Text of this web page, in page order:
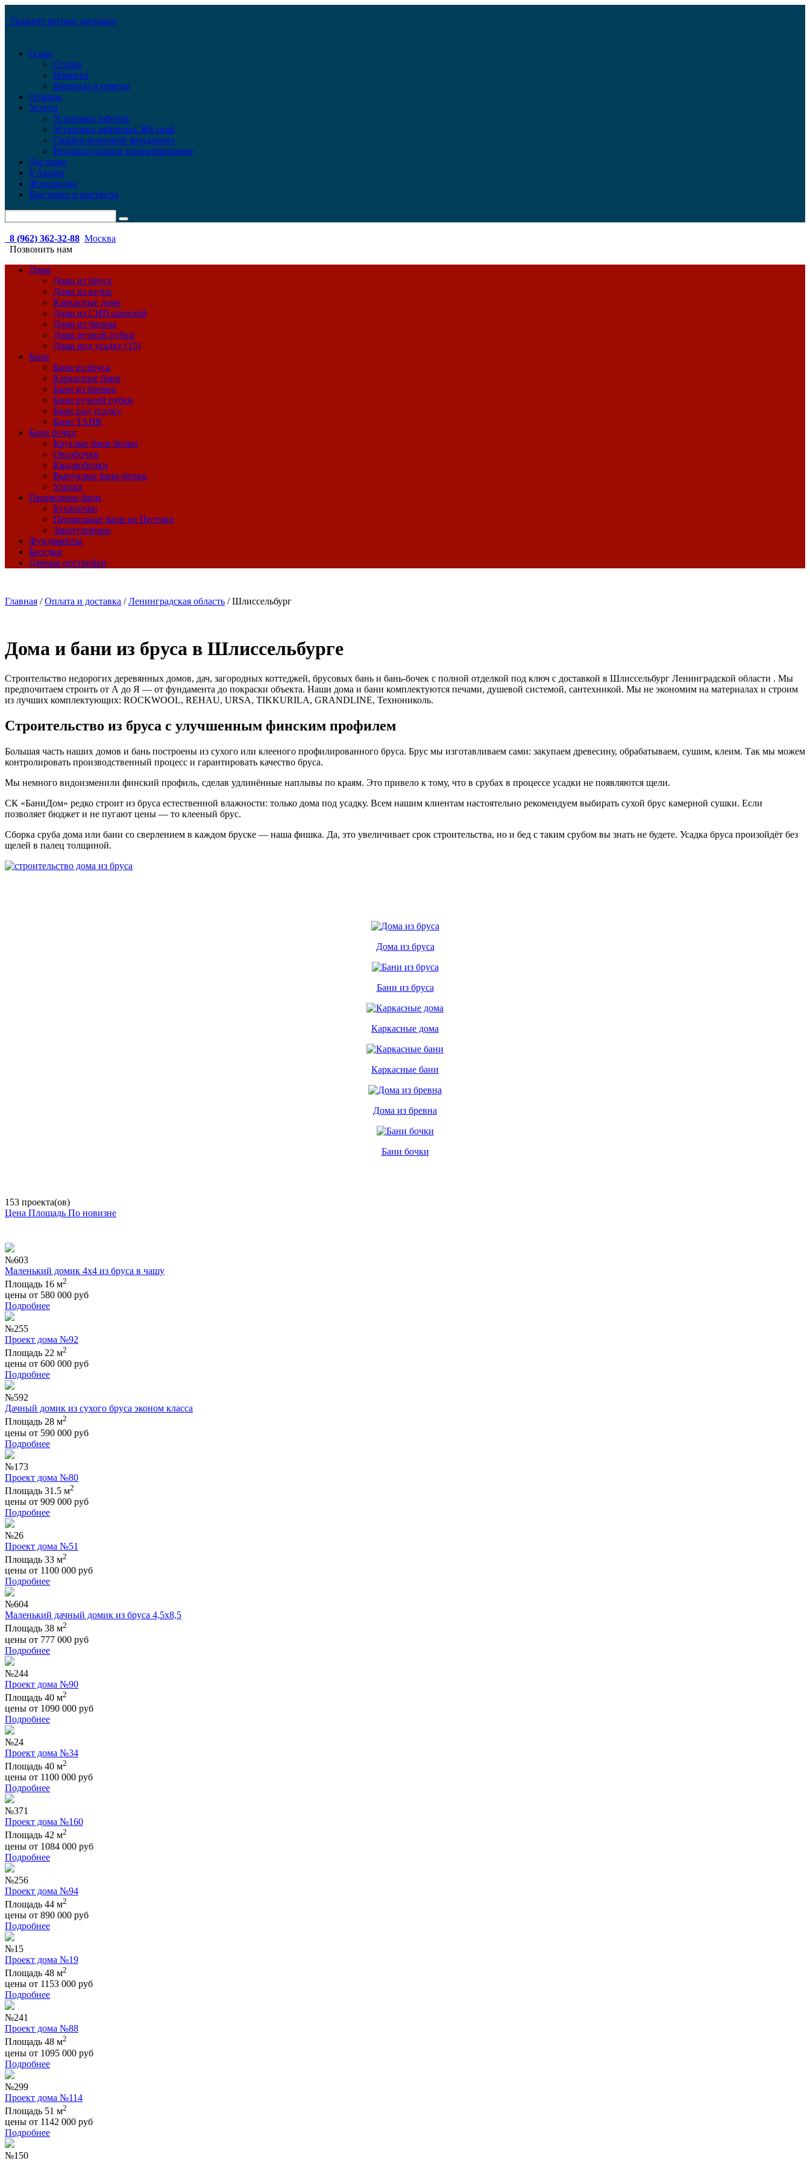
Укажите регион доставки
О нас
Статьи
Новости
Вопросы и ответы
Отзывы
Услуги
Установка заборов
Установка забивных ЖБ свай
Свайно-винтовой фундамент
Индивидуальное проектирование
Доставка
$ Акции
Фото/видео
Выставки и контакты
8 (962) 362-32-88 Москва
Позвонить нам
Дома
Дома из бруса
Дома из кедра
Каркасные дома
Дома из СИП-панелей
Дома из бревна
Дома ручной рубки
Дома под усадку (15)
Бани
Бани из бруса
Каркасные бани
Бани из бревна
Бани ручной рубки
Бани под усадку
Бани ТАНК
Бани бочки
Круглые бани бочки
Овалбочки
Квадробочки
Выпуклые бани-бочки
Улитка
Перевозные бани
Буханочки
Перевозные бани из Пестово
Закругленные
Фундаменты
Беседки
Дачные постройки
Главная /Оплата и доставка /Ленинградская область /Шлиссельбург
Дома и бани из бруса в Шлиссельбурге
Строительство недорогих деревянных домов, дач, загородных коттеджей, брусовых бань и бань-бочек с полной отделкой под ключ с доставкой в Шлиссельбург Ленинградской области . Мы
предпочитаем строить от А до Я — от фундамента до покраски объекта. Наши дома и бани комплектуются печами, душевой системой, сантехникой. Мы не экономим на материалах и строим
из лучших комплектующих: ROCKWOOL, REHAU, URSA, TIKKURILA, GRANDLINE, Технониколь.
Строительство из бруса с улучшенным финским профилем
Большая часть наших домов и бань построены из сухого или клееного профилированного бруса. Брус мы изготавливаем сами: закупаем древесину, обрабатываем, сушим, клеим. Так мы можем
контролировать производственный процесс и гарантировать качество бруса.
Мы немного видоизменили финский профиль, сделав удлинённые наплывы по краям. Это привело к тому, что в срубах в процессе усадки не появляются щели.
СК «БаниДом» редко строит из бруса естественной влажности: только дома под усадку. Всем нашим клиентам настоятельно рекомендуем выбирать сухой брус камерной сушки. Если
позволяет бюджет и не пугают цены — то клееный брус.
Сборка сруба дома или бани со сверлением в каждом бруске — наша фишка. Да, это увеличивает срок строительства, но и бед с таким срубом вы знать не будете. Усадка бруса произойдёт без
щелей в палец толщиной.
Дома из бруса
Бани из бруса
Каркасные дома
Каркасные бани
Дома из бревна
Бани бочки
153 проекта(ов)
Цена Площадь По новизне
№603
Маленький домик 4х4 из бруса в чашу
Площадь 16 м2
цены от 580 000 руб
Подробнее
№255
Проект дома №92
Площадь 22 м2
цены от 600 000 руб
Подробнее
№592
Дачный домик из сухого бруса эконом класса
Площадь 28 м2
цены от 590 000 руб
Подробнее
№173
Проект дома №80
Площадь 31.5 м2
цены от 909 000 руб
Подробнее
№26
Проект дома №51
Площадь 33 м2
цены от 1100 000 руб
Подробнее
№604
Маленький дачный домик из бруса 4,5х8,5
Площадь 38 м2
цены от 777 000 руб
Подробнее
№244
Проект дома №90
Площадь 40 м2
цены от 1090 000 руб
Подробнее
№24
Проект дома №34
Площадь 40 м2
цены от 1100 000 руб
Подробнее
№371
Проект дома №160
Площадь 42 м2
цены от 1084 000 руб
Подробнее
№256
Проект дома №94
Площадь 44 м2
цены от 890 000 руб
Подробнее
№15
Проект дома №19
Площадь 48 м2
цены от 1153 000 руб
Подробнее
№241
Проект дома №88
Площадь 48 м2
цены от 1095 000 руб
Подробнее
№299
Проект дома №114
Площадь 51 м2
цены от 1142 000 руб
Подробнее
№150